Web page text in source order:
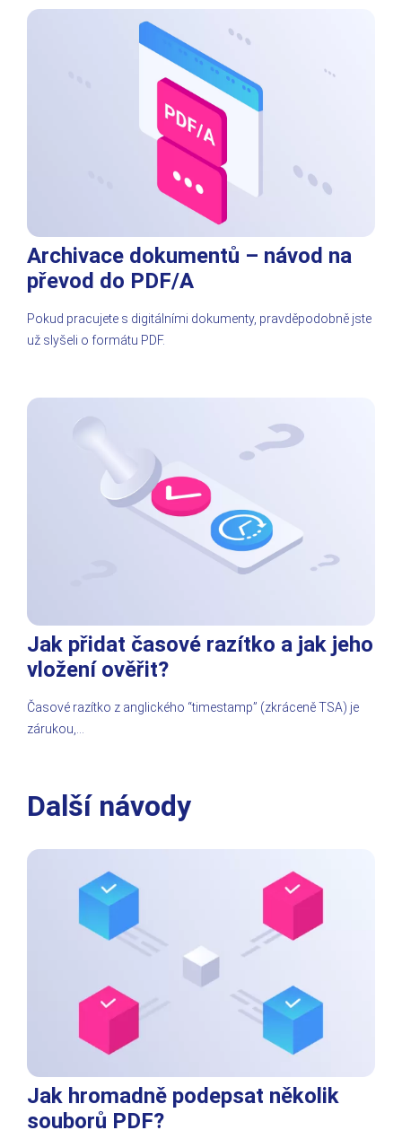
Archivace dokumentů – návod na
převod do PDF/A
Pokud pracujete s digitálními dokumenty, pravděpodobně jste
už slyšeli o formátu PDF.
Jak přidat časové razítko a jak jeho
vložení ověřit?
Časové razítko z anglického “timestamp” (zkráceně TSA) je
zárukou,…
Další návody
Jak hromadně podepsat několik
souborů PDF?